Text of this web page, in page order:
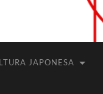
JAPONESA